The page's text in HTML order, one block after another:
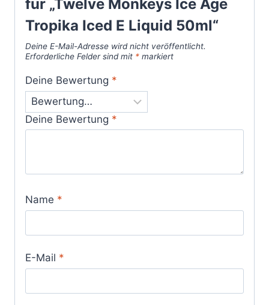
für „Twelve Monkeys Ice Age
Tropika Iced E Liquid 50ml“
Deine E-Mail-Adresse wird nicht veröffentlicht.
Erforderliche Felder sind mit * markiert
Deine Bewertung *
Deine Bewertung *
Name *
E-Mail *